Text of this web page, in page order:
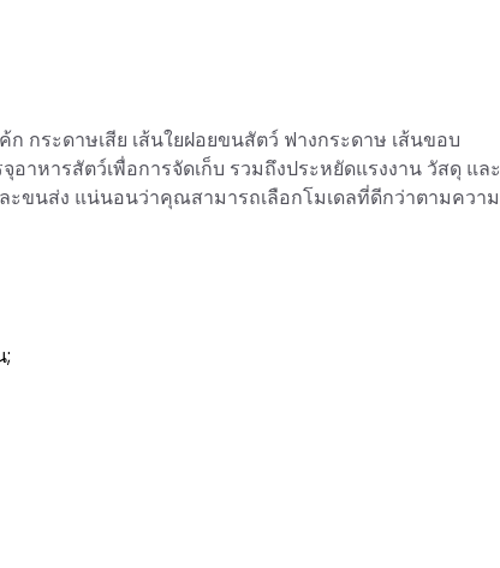
กระดาษเสีย เส้นใยฝอยขนสัตว์ ฟางกระดาษ เส้นขอบ
าหารสัตว์เพื่อการจัดเก็บ รวมถึงประหยัดแรงงาน วัสดุ และ
ะขนส่ง แน่นอนว่าคุณสามารถเลือกโมเดลที่ดีกว่าตามความ